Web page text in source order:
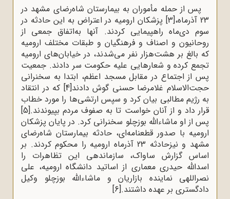
پس از حمله مأموران به بیمارستان شاه‌رضای مشهد در
23 آذرماه،
[3] پزشکان ارومیه در اعتراض به این حادثه در
سوم دی‌ماه راهپیمایی کردند. آنها به‌اتفاق جمعی از
روحانیون و اصناف و فرهنگیان و طبقات مختلف ارومیه
که بالغ بر هشت‌هزار نفر می‌شدند، در خیابان‌های ارومیه
تجمع کرده و شعارهایی علیه حکومت سر دادند. جمعیت
پس از اجتماع در مقابل مسجد اعظم، ابتدا به سخنرانی
حجت‌الاسلام غلامرضا حسنی گوش دادند[4]
که در انتقاد
به رژیم مطالبی بیان کرد و سپس ارتشی‌ها را مورد خطاب
قرار داد و از آنان خواست تا به صفوف مردم بپیوندند.[5]
پس از او ماشاءالله بوزچلو سخنرانی کرد. در پایان پزشکان
ارومیه با صدور قطعنامه‌ای، حادثه بیمارستان شاه‌رضای
مشهد و نیزحادثه 23 آذرماه ارومیه را محکوم کردند. بر
اساس گزارش ساواک، سازماندهی این تظاهرات را
اسدالله حیدری معماری از اساتید دانشگاه ارومیه، علی
نصراللهی نماینده بازاریان و ماشاءالله بوزچلو وکیل
دادگستری بر عهده داشتند.[6]